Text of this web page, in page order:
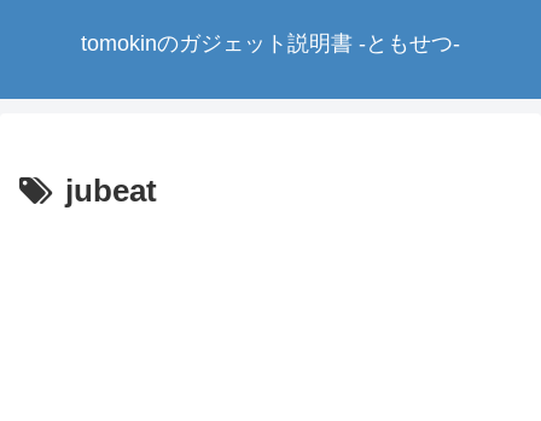
tomokinのガジェット説明書 -ともせつ-
jubeat